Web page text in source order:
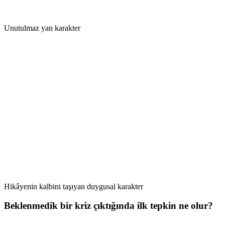
Unutulmaz yan karakter
Hikâyenin kalbini taşıyan duygusal karakter
Beklenmedik bir kriz çıktığında ilk tepkin ne olur?